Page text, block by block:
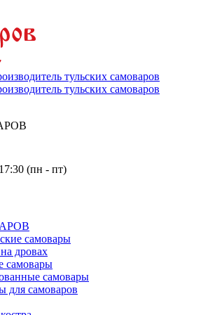
(пн - пт)
самовары
дровах
самовары
самовары
для самоваров